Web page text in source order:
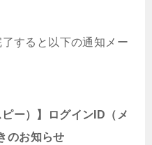
すると以下の通知メー
ー）】ログインID（メ
のお知らせ